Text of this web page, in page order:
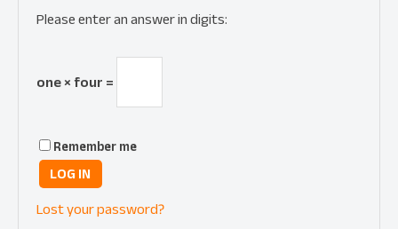
Please enter an answer in digits:
one × four =
Remember me
LOG IN
Lost your password?